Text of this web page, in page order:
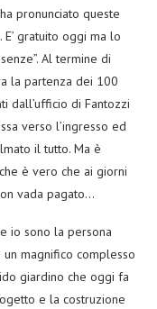
pronunciato queste
gratuito oggi ma lo
Al termine di
la partenza dei 100
dall’ufficio di Fantozzi
verso l’ingresso ed
il tutto. Ma è
è vero che ai giorni
vada pagato…
io sono la persona
magnifico complesso
giardino che oggi fa
e la costruzione